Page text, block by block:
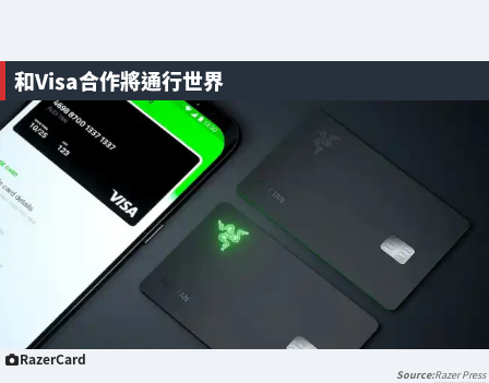
和Visa合作將通行世界
RazerCard
Razer Press